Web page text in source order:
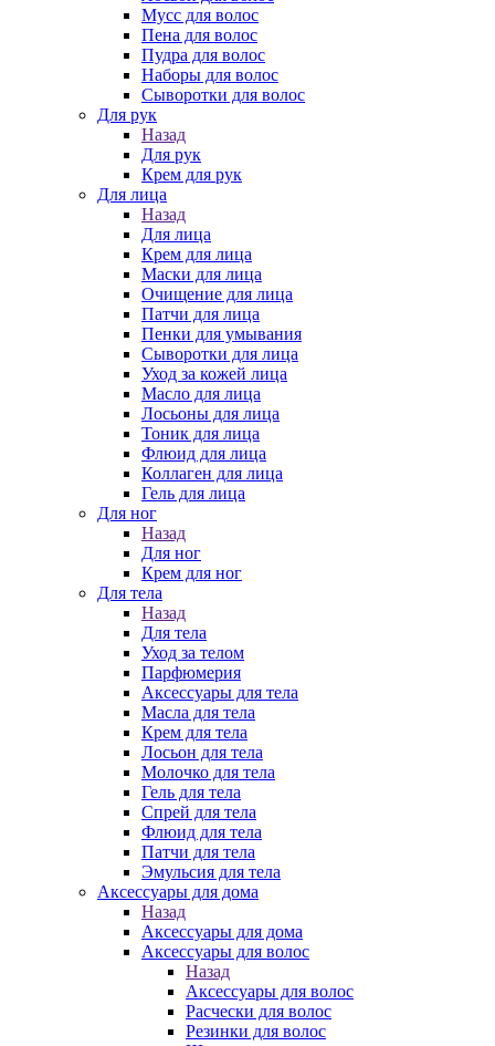
Мусс для волос
Пена для волос
Пудра для волос
Наборы для волос
Сыворотки для волос
Для рук
Назад
Для рук
Крем для рук
Для лица
Назад
Для лица
Крем для лица
Маски для лица
Очищение для лица
Патчи для лица
Пенки для умывания
Сыворотки для лица
Уход за кожей лица
Масло для лица
Лосьоны для лица
Тоник для лица
Флюид для лица
Коллаген для лица
Гель для лица
Для ног
Назад
Для ног
Крем для ног
Для тела
Назад
Для тела
Уход за телом
Парфюмерия
Аксессуары для тела
Масла для тела
Крем для тела
Лосьон для тела
Молочко для тела
Гель для тела
Спрей для тела
Флюид для тела
Патчи для тела
Эмульсия для тела
Аксессуары для дома
Назад
Аксессуары для дома
Аксессуары для волос
Назад
Аксессуары для волос
Расчески для волос
Резинки для волос